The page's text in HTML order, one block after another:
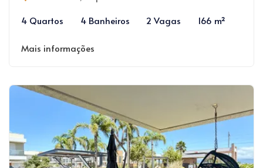
4 Quartos
4 Banheiros 2 Vagas 166 m²
Mais informações